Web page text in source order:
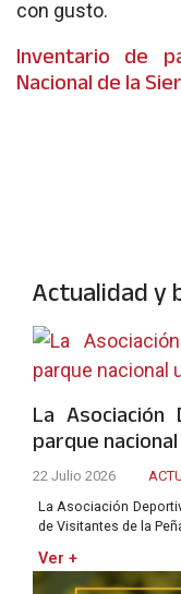
con gusto.
Inventario de
Nacional de la
Actualidad y
La Asociación
parque
22 Julio 2026
La Asociación
de Visitantes de la
Ver +